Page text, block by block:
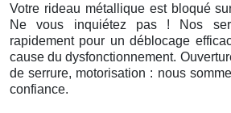
Votre rideau métallique est bloqué
Ne vous inquiétez pas ! Nos
rapidement pour un déblocage
cause du dysfonctionnement.
de serrure, motorisation : nous
confiance.